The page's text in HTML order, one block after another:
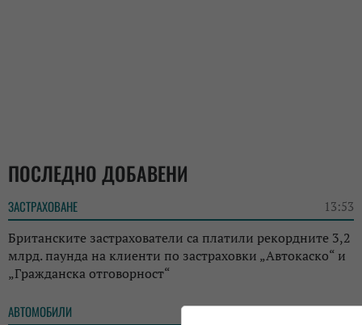
ПОСЛЕДНО ДОБАВЕНИ
ЗАСТРАХОВАНЕ 13:53
Британските застрахователи са платили рекордните 3,2
млрд. паунда на клиенти по застраховки „Автокаско“ и
„Гражданска отговорност“
АВТОМОБИЛИ 11:10